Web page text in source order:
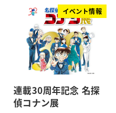
イベント情報
連載30周年記念 名探
偵コナン展